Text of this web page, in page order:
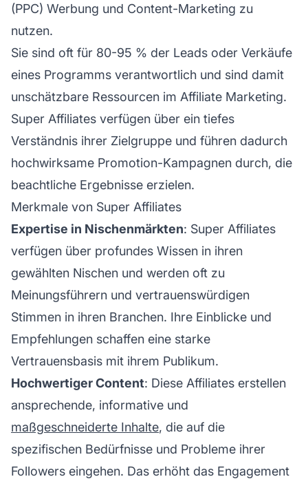
(PPC) Werbung und Content-Marketing zu
nutzen.
Sie sind oft für 80-95 % der Leads oder Verkäufe
eines Programms verantwortlich und sind damit
unschätzbare Ressourcen im Affiliate Marketing.
Super Affiliates verfügen über ein tiefes
Verständnis ihrer Zielgruppe und führen dadurch
hochwirksame Promotion-Kampagnen durch, die
beachtliche Ergebnisse erzielen.
Merkmale von Super Affiliates
Expertise in Nischenmärkten: Super Affiliates
verfügen über profundes Wissen in ihren
gewählten Nischen und werden oft zu
Meinungsführern und vertrauenswürdigen
Stimmen in ihren Branchen. Ihre Einblicke und
Empfehlungen schaffen eine starke
Vertrauensbasis mit ihrem Publikum.
Hochwertiger Content: Diese Affiliates erstellen
ansprechende, informative und
maßgeschneiderte Inhalte, die auf die
spezifischen Bedürfnisse und Probleme ihrer
Followers eingehen. Das erhöht das Engagement